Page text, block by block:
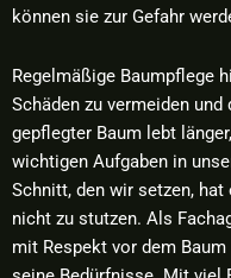
können sie zur Gefahr
Regelmäßige Baumpflege
Schäden zu vermeiden
gepflegter Baum lebt
wichtigen Aufgaben in
Schnitt, den wir setzen,
nicht zu stutzen. Als
mit Respekt vor dem